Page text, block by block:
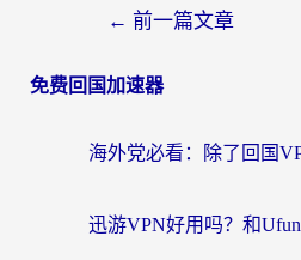
← 前一篇文章
免费回国加速器